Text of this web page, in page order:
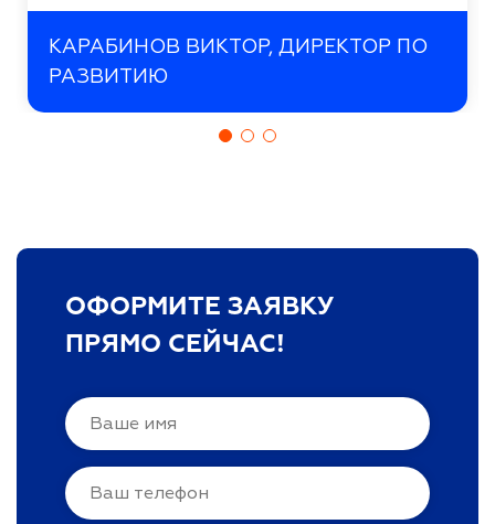
КАРАБИНОВ ВИКТОР, ДИРЕКТОР ПО
РАЗВИТИЮ
ОФОРМИТЕ ЗАЯВКУ
ПРЯМО СЕЙЧАС!